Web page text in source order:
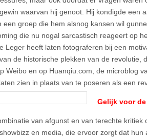
waarvan hij genoot. Hij kondigde een
een groep die hem alsnog kansen wil
die nu nogal sarcastisch reageert op
Leger heeft laten fotograferen bij een
de historische plekken van de revolutie,
Weibo en op Huanqiu.com, de microblog
zien in plaats van te poseren als een
Gelijk voor
van afgunst en van terechte kritiek
en media, die ervoor zorgt dat